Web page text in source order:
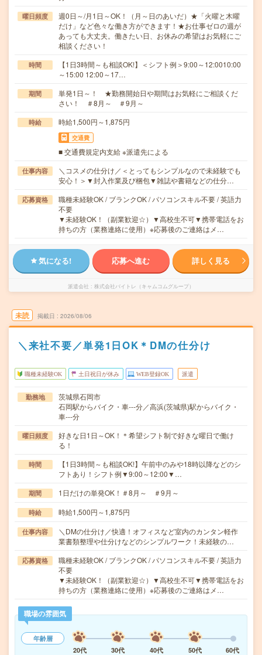
曜日頻度
週0日～/月1日～OK！（月～日のあいだ）★「火曜と木曜
だけ」など色々な働き方ができます！★お仕事ゼロの週が
あっても大丈夫。働きたい日、お休みの希望はお気軽にご
相談ください！
時間
【1日3時間～も相談OK!】＜シフト例＞9:00～12:0010:00
～15:00 12:00～17…
期間
単発1日～！ ★勤務開始日や期間はお気軽にご相談くだ
さい！ ＃8月～ ＃9月～
時給 時給1,500円～1,875円
交通費
■ 交通費規定内支給 ※派遣先による
仕事内容
＼コスメの仕分け／＜とってもシンプルなので未経験でも
安心！＞▼封入作業及び梱包▼雑誌や書籍などの仕分…
応募資格
職種未経験OK / ブランクOK / パソコンスキル不要 / 英語力
不要
▼未経験OK！（副業歓迎☆）▼高校生不可▼携帯電話をお
持ちの方（業務連絡に使用）※応募後のご連絡はメ…
気になる! 応募へ進む 詳しく見る
派遣会社 株式会社バイトレ（キャムコムグループ）
未読 掲載日 2026/08/06
＼来社不要／単発1日OK＊DMの仕分け
職種未経験OK 土日祝日が休み WEB登録OK 派遣
勤務地
茨城県石岡市
石岡駅からバイク・車---分／高浜(茨城県)駅からバイク・
車---分
曜日頻度
好きな日1日～OK！＊希望シフト制で好きな曜日で働け
る！
時間
【1日3時間～も相談OK!】午前中のみや18時以降などのシ
フトあり！シフト例▼9:00～12:00▼…
期間 1日だけの単発OK！＃8月～ ＃9月～
時給 時給1,500円～1,875円
仕事内容
＼DMの仕分け／快適！オフィスなど室内のカンタン軽作
業書類整理や仕分けなどのシンプルワーク！未経験の…
応募資格
職種未経験OK / ブランクOK / パソコンスキル不要 / 英語力
不要
▼未経験OK！（副業歓迎☆）▼高校生不可▼携帯電話をお
持ちの方（業務連絡に使用）※応募後のご連絡はメ…
職場の雰囲気
年齢層
20代
30代 40代 50代
60代